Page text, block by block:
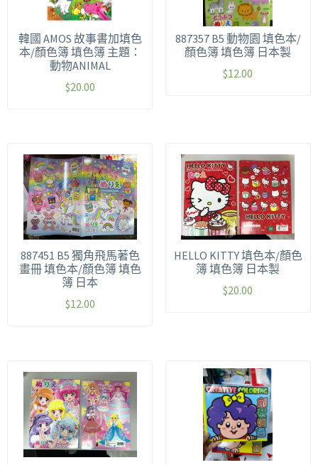
韓國 AMOS 故事書加填色
本/顏色簿 填色簿 主題：
動物ANIMAL
$20.00
887357 B5 動物園 填色本/
顏色簿 填色簿 日本製
$12.00
887451 B5 獨角飛馬著色
畫冊 填色本/顏色簿 填色
簿 日本
$12.00
HELLO KITTY 填色本/顏色
簿 填色簿 日本製
$20.00